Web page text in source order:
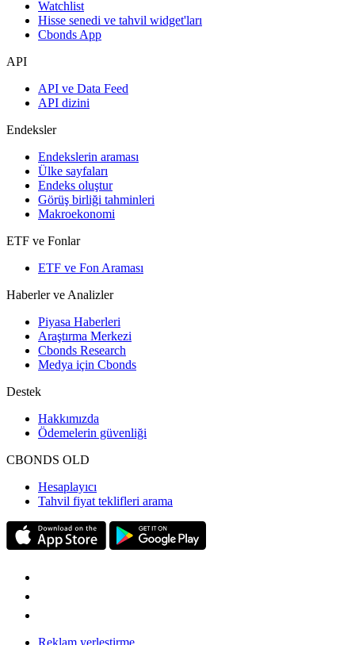
Watchlist
Hisse senedi ve tahvil widget'ları
Cbonds App
API
API ve Data Feed
API dizini
Endeksler
Endekslerin araması
Ülke sayfaları
Endeks oluştur
Görüş birliği tahminleri
Makroekonomi
ETF ve Fonlar
ETF ve Fon Araması
Haberler ve Analizler
Piyasa Haberleri
Araştırma Merkezi
Cbonds Research
Medya için Cbonds
Destek
Hakkımızda
Ödemelerin güvenliği
CBONDS OLD
Hesaplayıcı
Tahvil fiyat teklifleri arama
Reklam yerleştirme